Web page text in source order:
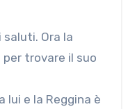
trovare il suo
lui e la Reggina è